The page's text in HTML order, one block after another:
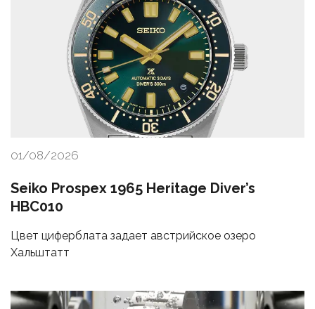
01/08/2026
Seiko Prospex 1965 Heritage Diver’s
HBC010
Цвет циферблата задает австрийское озеро
Хальштатт